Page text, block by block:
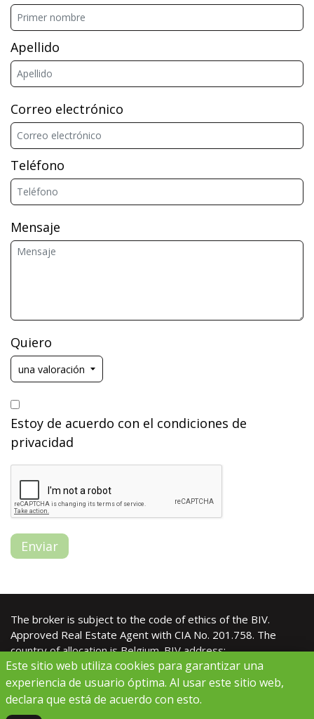
Apellido
Correo electrónico
Teléfono
Mensaje
Quiero
Estoy de acuerdo con el condiciones de
privacidad
Enviar
The broker is subject to the code of ethics of the BIV.
Approved Real Estate Agent with CIA No. 201.758. The
country of allocation is Belgium. BIV address:
Luxemburgstraat 16B, 1000 Brussels. CIA duties: Royal
Decree of 27 September 2006
© 2026 |
Este sitio web utiliza cookies para garantizar una
experiencia de usuario óptima. Al usar este sitio web,
declara que está de acuerdo con esto.